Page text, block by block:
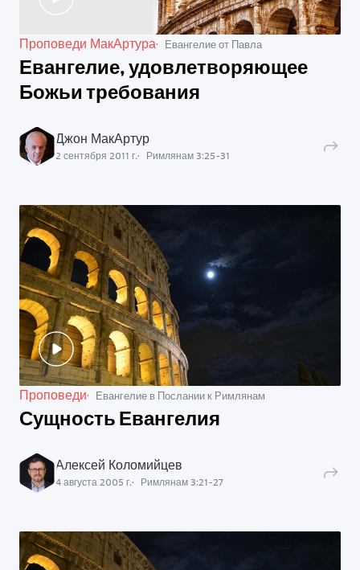
Проповеди МакАртура Евангелие от Павла
Евангелие, удовлетворяющее
Божьи требования
Джон МакАртур
2 сентября 2011 г. Римлянам 3:25-31
Проповеди Евангелие в Послании к Римлянам
Сущность Евангелия
Алексей Коломийцев
4 августа 2005 г. Римлянам 3:21-27